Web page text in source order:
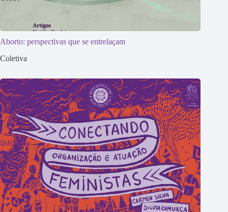
Aborto: perspectivas que se entrelaçam
Coletiva